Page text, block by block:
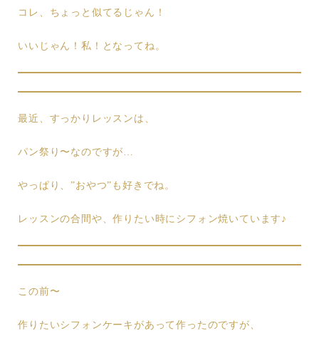
コレ、ちょっと似てるじゃん！
いいじゃん！私！となってね。
最近、すっかりレッスンは、
パン祭り〜なのですが…
やっぱり、”おやつ”も好きでね。
レッスンの合間や、作りたい時にシフォン焼いています♪
この前〜
作りたいシフォンケーキがあって作ったのですが、